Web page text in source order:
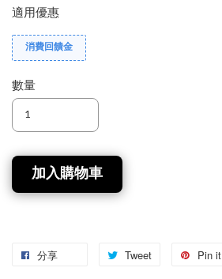
適用優惠
消費回饋金
數量
加入購物車
分享 Tweet Pin it